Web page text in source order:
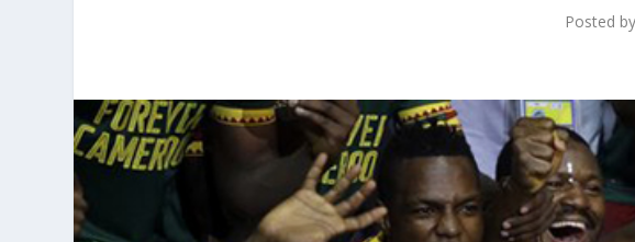
Posted by